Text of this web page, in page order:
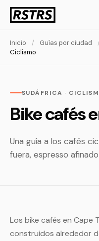
Inicio / Guías por ciudad
Ciclismo
SUDÁFRICA ·
Bike cafés
Una guía a los cafés
fuera, espresso
Los bike cafés en Cape
construidos alrededor